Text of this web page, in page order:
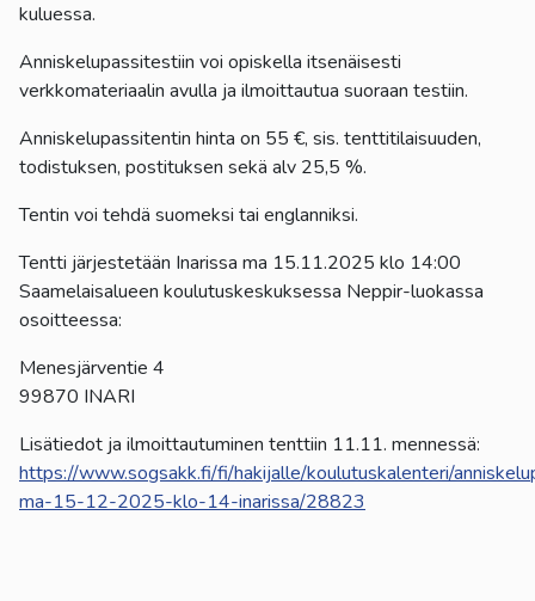
kuluessa.
Anniskelupassitestiin voi opiskella itsenäisesti
verkkomateriaalin avulla ja ilmoittautua suoraan testiin.
Anniskelupassitentin hinta on 55 €, sis. tenttitilaisuuden,
todistuksen, postituksen sekä alv 25,5 %.
Tentin voi tehdä suomeksi tai englanniksi.
Tentti järjestetään Inarissa ma 15.11.2025 klo 14:00
Saamelaisalueen koulutuskeskuksessa Neppir-luokassa
osoitteessa:
Menesjärventie 4
99870 INARI
Lisätiedot ja ilmoittautuminen tenttiin 11.11. mennessä:
https://www.sogsakk.fi/fi/hakijalle/koulutuskalenteri/
ma-15-12-2025-klo-14-inarissa/28823